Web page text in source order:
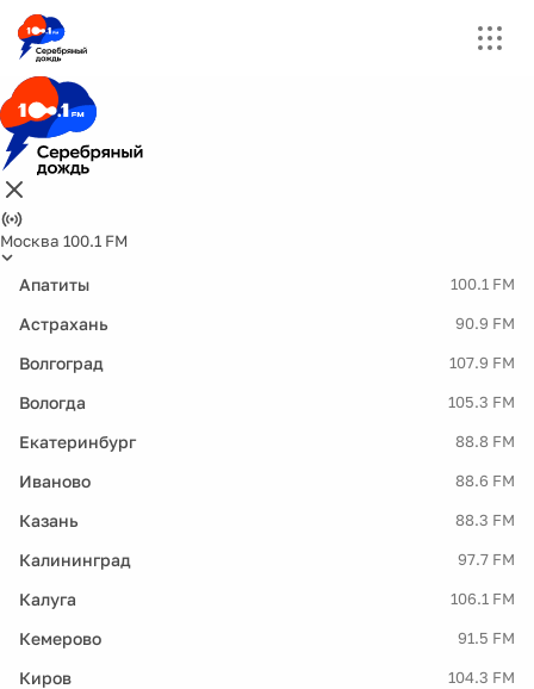
Москва 100.1 FM
Апатиты 100.1 FM
Астрахань 90.9 FM
Волгоград 107.9 FM
Вологда 105.3 FM
Екатеринбург 88.8 FM
Иваново 88.6 FM
Казань 88.3 FM
Калининград 97.7 FM
Калуга 106.1 FM
Кемерово 91.5 FM
Киров 104.3 FM